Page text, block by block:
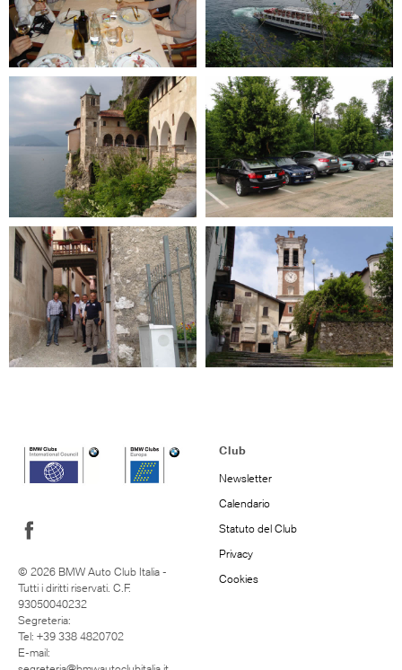
© 2026 BMW Auto Club Italia -
Tutti i diritti riservati. C.F.
93050040232
Segreteria:
Tel: +39 338 4820702
E-mail:
Club
Newsletter
Calendario
Statuto del Club
Privacy
Cookies